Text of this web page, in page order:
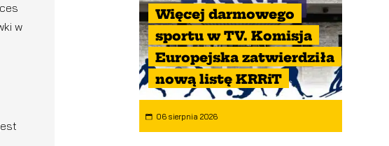
w
Więcej darmowego
sportu w TV. Komisja
Europejska zatwierdziła
nową listę KRRiT
06 sierpnia 2026